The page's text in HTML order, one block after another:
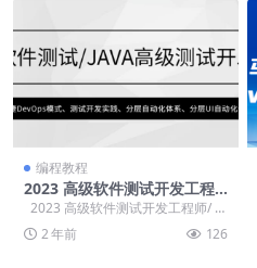
编程教程
2023 高级软件测试开发工程
师
2023 高级软件测试开发工程师/ ├
──测试开发 | ├──21...
2 年前 126